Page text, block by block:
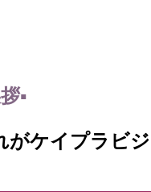
がケイプラビ